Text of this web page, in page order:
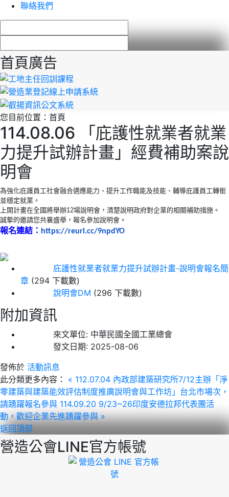
聯絡我們
首頁廣告
您目前位置： 首頁
114.08.06 「庇護性就業者就業
力提升試辦計畫」經費補助案說
明會
為強化庇護員工社會融合適應能力、提升工作職能及技能、輔導庇護員工轉銜
並穩定就業。
上開計畫在全國將舉辦12場說明會，清楚說明政府對企業的相關補助措施。
誠摯的邀請您共襄盛舉 ， 報名參加說明會。
報名連結： https://reurl.cc/9npdYO
庇護性就業者就業力提升試辦計畫-說明會報名簡
章 (294 下載數)
說明會DM (296 下載數)
附加資訊
來文單位: 中華民國全國工業總會
發文日期: 2025-08-06
發佈於 活動訊息
此分類更多內容：
« 112.07.04 內政部建築研究所7/12主辦「淨
零建築與建築能效評估制度推廣說明會與工作坊」台北市場次，
請踴躍報名參與 114.09.20 9/23~26印度安德拉邦代表團活
動，歡迎企業先進踴躍參與 »
返回頂部
營造公會LINE官方帳號